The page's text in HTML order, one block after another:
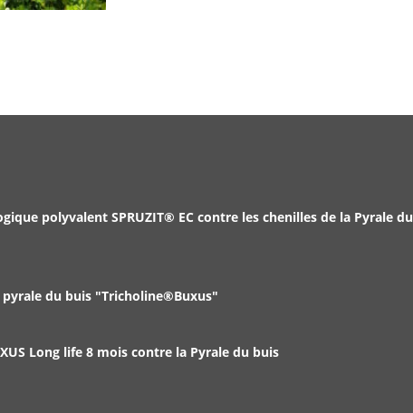
polyvalent SPRUZIT® EC contre les chenilles de la Pyrale du
du buis "Tricholine®Buxus"
Long life 8 mois contre la Pyrale du buis